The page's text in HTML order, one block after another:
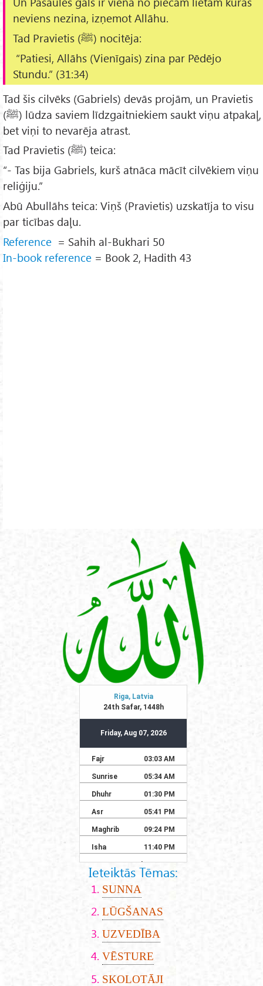
neviens nezina, izņemot Allāhu.
Tad Pravietis (ﷺ) nocitēja:
“Patiesi, Allāhs (Vienīgais) zina par Pēdējo
Stundu.” (31:34)
Tad šis cilvēks (Gabriels) devās projām, un Pravietis
(ﷺ) lūdza saviem līdzgaitniekiem saukt viņu atpakaļ,
bet viņi to nevarēja atrast.
Tad Pravietis (ﷺ) teica:
“- Tas bija Gabriels, kurš atnāca mācīt cilvēkiem viņu
reliģiju.”
Abū Abullāhs teica: Viņš (Pravietis) uzskatīja to visu
par ticības daļu.
Reference = Sahih al-Bukhari 50
In-book reference = Book 2, Hadith 43
Ieteiktās Tēmas:
SUNNA
LŪGŠANAS
UZVEDĪBA
VĒSTURE
SKOLOTĀJI